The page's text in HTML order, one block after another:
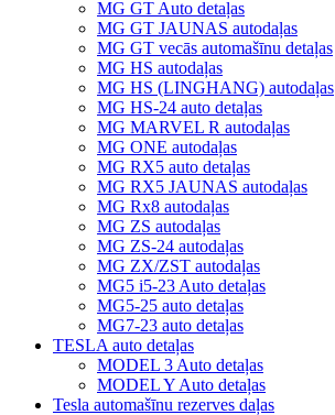
MG GT Auto detaļas
MG GT JAUNAS autodaļas
MG GT vecās automašīnu detaļas
MG HS autodaļas
MG HS (LINGHANG) autodaļas
MG HS-24 auto detaļas
MG MARVEL R autodaļas
MG ONE autodaļas
MG RX5 auto detaļas
MG RX5 JAUNAS autodaļas
MG Rx8 autodaļas
MG ZS autodaļas
MG ZS-24 autodaļas
MG ZX/ZST autodaļas
MG5 i5-23 Auto detaļas
MG5-25 auto detaļas
MG7-23 auto detaļas
TESLA auto detaļas
MODEL 3 Auto detaļas
MODEL Y Auto detaļas
Tesla automašīnu rezerves daļas